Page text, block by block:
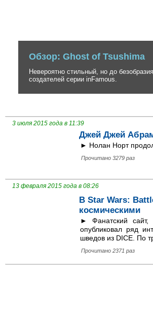
Обзор: Ghost of Tsushima
Невероятно стильный, но до безобразия
создателей серии inFamous.
3 июля 2015 года в 11:39
Джей Джей
► Нолан Норт
Прочитано 3279 раз
13 февраля 2015 года в 08:26
В Star Wars:
космическими
► Фанатский сайт,
опубликовал ряд
шведов из DICE. По
Прочитано 2371 раз